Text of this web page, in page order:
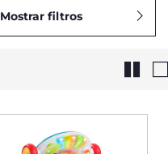
Mostrar filtros